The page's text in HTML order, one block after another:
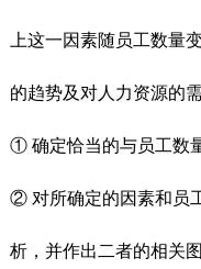
上这一因素随员工数量
的趋势及对人力资源的
① 确定恰当的与员工数
② 对所确定的因素和员
析，并作出二者的相关图